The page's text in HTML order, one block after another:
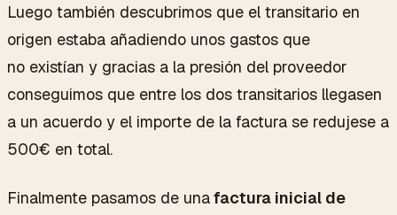
Luego también descubrimos que el transitario en
origen estaba añadiendo unos gastos que
no existían y gracias a la presión del proveedor
conseguimos que entre los dos transitarios llegasen
a un acuerdo y el importe de la factura se redujese a
500€ en total.
Finalmente pasamos de unafactura inicial de